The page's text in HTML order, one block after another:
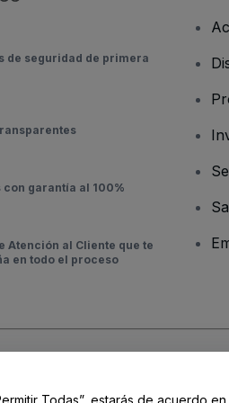
de seguridad de primera
con garantía al 100%
Atención al Cliente que te
en todo el proceso
Todas”, estarás de acuerdo